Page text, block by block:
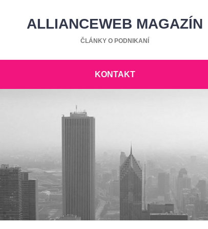
ALLIANCEWEB MAGAZÍN
ČLÁNKY O PODNIKANÍ
KONTAKT